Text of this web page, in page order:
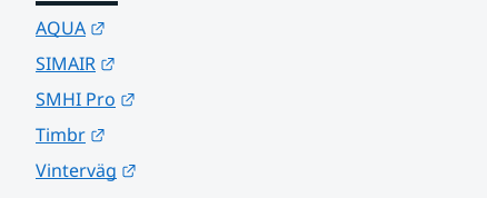
AQUA
SIMAIR
SMHI Pro
Timbr
Vinterväg